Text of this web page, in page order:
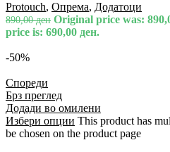
Protouch, Опрема, Додатоци
890,00ден Original price was:
price is: 690,00 ден.
-50%
Спореди
Брз преглед
Додади во омилени
Избери опции This product has
be chosen on the product page